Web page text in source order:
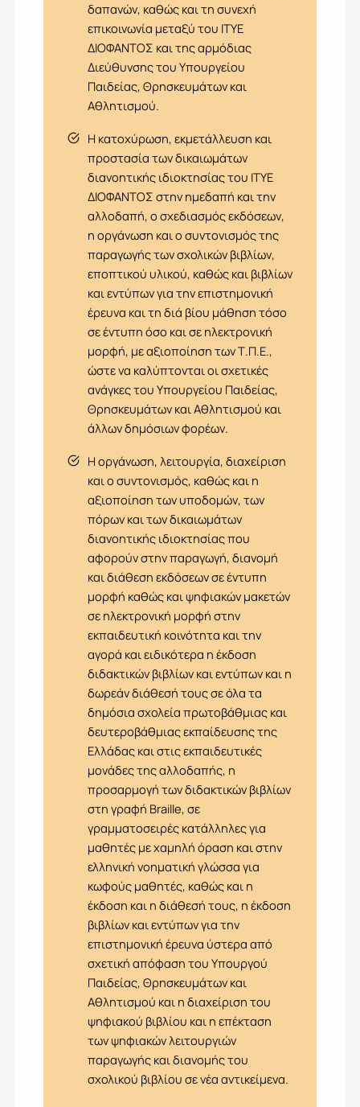
δαπανών, καθώς και τη συνεχή
επικοινωνία μεταξύ του ΙΤΥΕ
ΔΙΟΦΑΝΤΟΣ και της αρμόδιας
Διεύθυνσης του Υπουργείου
Παιδείας, Θρησκευμάτων και
Αθλητισμού.
Η κατοχύρωση, εκμετάλλευση και
προστασία των δικαιωμάτων
διανοητικής ιδιοκτησίας του ΙΤΥΕ
ΔΙΟΦΑΝΤΟΣ στην ημεδαπή και την
αλλοδαπή, ο σχεδιασμός εκδόσεων,
η οργάνωση και ο συντονισμός της
παραγωγής των σχολικών βιβλίων,
εποπτικού υλικού, καθώς και βιβλίων
και εντύπων για την επιστημονική
έρευνα και τη διά βίου μάθηση τόσο
σε έντυπη όσο και σε ηλεκτρονική
μορφή, με αξιοποίηση των Τ.Π.Ε.,
ώστε να καλύπτονται οι σχετικές
ανάγκες του Υπουργείου Παιδείας,
Θρησκευμάτων και Αθλητισμού και
άλλων δημόσιων φορέων.
Η οργάνωση, λειτουργία, διαχείριση
και ο συντονισμός, καθώς και η
αξιοποίηση των υποδομών, των
πόρων και των δικαιωμάτων
διανοητικής ιδιοκτησίας που
αφορούν στην παραγωγή, διανομή
και διάθεση εκδόσεων σε έντυπη
μορφή καθώς και ψηφιακών μακετών
σε ηλεκτρονική μορφή στην
εκπαιδευτική κοινότητα και την
αγορά και ειδικότερα η έκδοση
διδακτικών βιβλίων και εντύπων και η
δωρεάν διάθεσή τους σε όλα τα
δημόσια σχολεία πρωτοβάθμιας και
δευτεροβάθμιας εκπαίδευσης της
Ελλάδας και στις εκπαιδευτικές
μονάδες της αλλοδαπής, η
προσαρμογή των διδακτικών βιβλίων
στη γραφή Braille, σε
γραμματοσειρές κατάλληλες για
μαθητές με χαμηλή όραση και στην
ελληνική νοηματική γλώσσα για
κωφούς μαθητές, καθώς και η
έκδοση και η διάθεσή τους, η έκδοση
βιβλίων και εντύπων για την
επιστημονική έρευνα ύστερα από
σχετική απόφαση του Υπουργού
Παιδείας, Θρησκευμάτων και
Αθλητισμού και η διαχείριση του
ψηφιακού βιβλίου και η επέκταση
των ψηφιακών λειτουργιών
παραγωγής και διανομής του
σχολικού βιβλίου σε νέα αντικείμενα.